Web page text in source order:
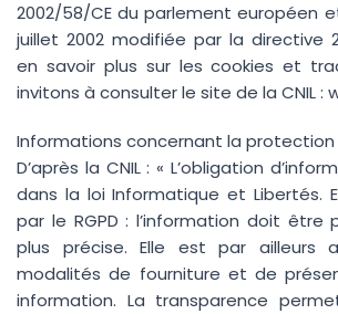
2002/58/CE du parlement européen
juillet 2002 modifiée par la directive
en savoir plus sur les cookies et
invitons à consulter le site de la CNIL :
Informations concernant la protection
D’après la CNIL : « L’obligation
dans la loi Informatique et Libertés.
par le RGPD : l’information doit
plus précise. Elle est par ailleurs
modalités de fourniture et de
information. La transparence